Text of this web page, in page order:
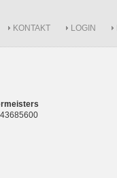
KONTAKT LOGIN